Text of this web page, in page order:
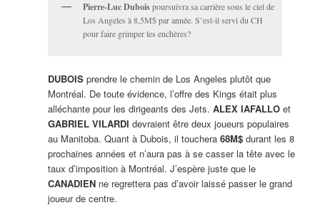
Pierre-Luc Duboispoursuivra sa carrière sous le ciel de
Los Angeles à 8,5M$ par année. S’est-il servi du CH
pour faire grimper les enchères?
DUBOISprendre le chemin de Los Angeles plutôt que
Montréal. De toute évidence, l’offre des Kings était plus
alléchante pour les dirigeants des Jets. ALEX IAFALLOet
GABRIEL VILARDI devraient être deux joueurs populaires
au Manitoba. Quant à Dubois, il touchera 68M$durant les 8
prochaines années et n’aura pas à se casser la tête avec le
taux d’imposition à Montréal. J’espère juste que le
CANADIENne regrettera pas d’avoir laissé passer le grand
joueur de centre.